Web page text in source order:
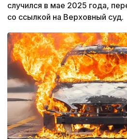
случился в мае 2025 года,
со ссылкой на Верховный суд.